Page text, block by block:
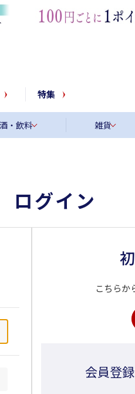
特集
・飲料 雑貨
ログイン
こちらか
会員登